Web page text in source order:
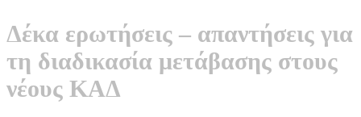
Δέκα ερωτήσεις – απαντήσεις για
τη διαδικασία μετάβασης στους
νέους ΚΑΔ